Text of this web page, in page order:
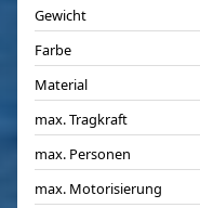
Gewicht
Farbe
Material
max. Tragkraft
max. Personen
max. Motorisierung